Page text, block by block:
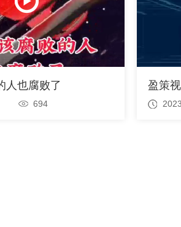
人也腐败了
694
盈策